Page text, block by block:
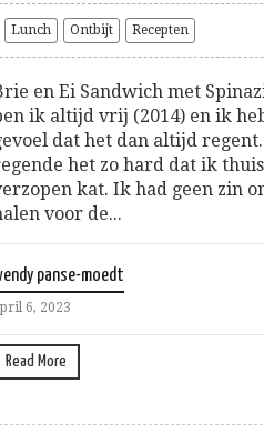
Lunch Ontbijt Recepten
en Ei Sandwich met
ik altijd vrij (2014) en ik
dat het dan altijd
het zo hard dat ik
kat. Ik had geen zin
voor de...
panse-moedt
6, 2023
Read More